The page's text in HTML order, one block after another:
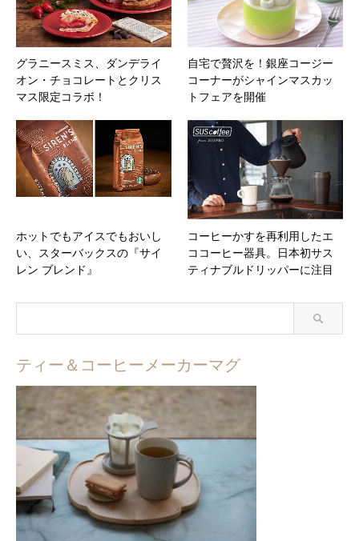
グラニースミス、ダンデライ
オン・チョコレートとクリス
マス限定コラボ！
自宅で贅沢を！銀座コージー
コーナーがシャインマスカッ
トフェアを開催
ホットでもアイスでもおいし
い、スターバックスの『サイ
レン ブレンド』
コーヒーかすを再利用したエ
ココーヒー器具。日本初サス
ティナブルドリッパーに注目
ティー＆コーヒーメーカーマグ